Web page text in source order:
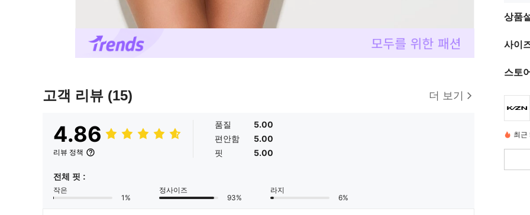
고객 리뷰 (15) 더 보기
4.86
리뷰 정책
품질
5.00
편안함
5.00
핏
5.00
전체 핏 :
작은
1%
정사이즈
93%
라지
6%
상품
사이
스토
최근